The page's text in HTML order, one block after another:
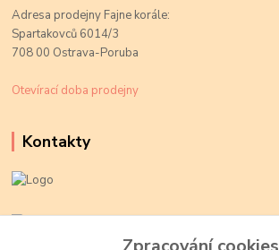
Adresa prodejny Fajne korále:
Spartakovců 6014/3
708 00 Ostrava-Poruba
Otevírací doba prodejny
Kontakty
+420 774 719 784